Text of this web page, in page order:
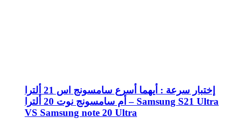
إختبار سرعة : أيهما أسرع سامسونج اس 21 ألترا
أم سامسونج نوت 20 ألترا – Samsung S21 Ultra
VS Samsung note 20 Ultra